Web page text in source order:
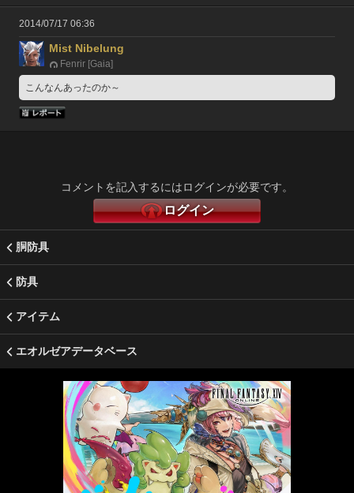
2014/07/17 06:36
Mist Nibelung
Fenrir [Gaia]
こんなんあったのか～
コメントを記入するにはログインが必要です。
ログイン
胴防具
防具
アイテム
エオルゼアデータベース